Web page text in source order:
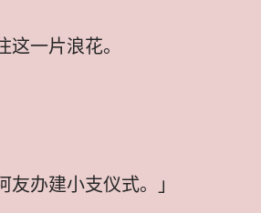
一片浪花。
办建小支仪式。」